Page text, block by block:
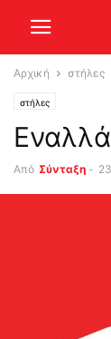
Αρχική στήλες
στήλες
Από Σύνταξη -